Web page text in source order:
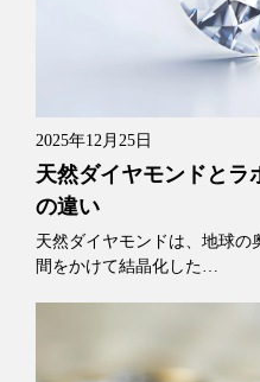
2025年12月25日
天然ダイヤモンドとラ
の違い
天然ダイヤモンドは、地球
間をかけて結晶化した…